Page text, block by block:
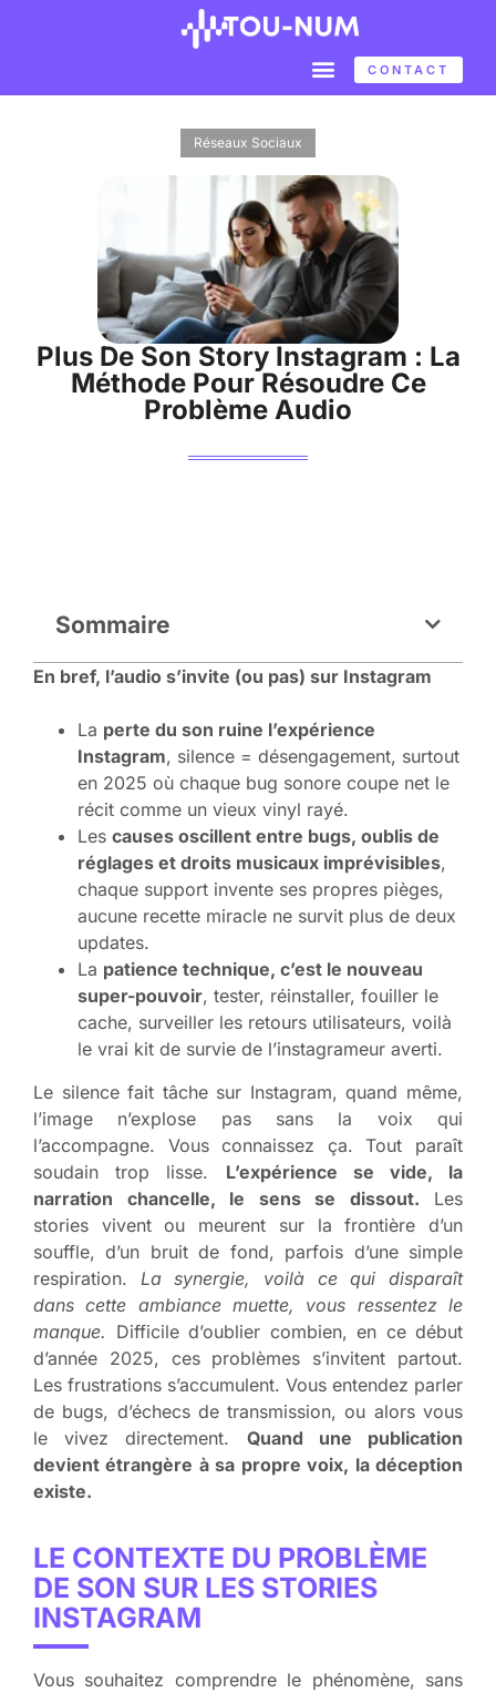
CONTACT
Réseaux Sociaux
Plus De Son Story Instagram : La
Méthode Pour Résoudre Ce
Problème Audio
Sommaire
En bref, l’audio s’invite (ou pas) sur Instagram
La perte du son ruine l’expérience
Instagram, silence = désengagement, surtout
en 2025 où chaque bug sonore coupe net le
récit comme un vieux vinyl rayé.
Les causes oscillent entre bugs, oublis de
réglages et droits musicaux imprévisibles,
chaque support invente ses propres pièges,
aucune recette miracle ne survit plus de deux
updates.
La patience technique, c’est le nouveau
super-pouvoir, tester, réinstaller, fouiller le
cache, surveiller les retours utilisateurs, voilà
le vrai kit de survie de l’instagrameur averti.
Le silence fait tâche sur Instagram, quand même,
l’image n’explose pas sans la voix qui
l’accompagne. Vous connaissez ça. Tout paraît
soudain trop lisse. L’expérience se vide, la
narration chancelle, le sens se dissout. Les
stories vivent ou meurent sur la frontière d’un
souffle, d’un bruit de fond, parfois d’une simple
respiration. La synergie, voilà ce qui disparaît
dans cette ambiance muette, vous ressentez le
manque. Difficile d’oublier combien, en ce début
d’année 2025, ces problèmes s’invitent partout.
Les frustrations s’accumulent. Vous entendez parler
de bugs, d’échecs de transmission, ou alors vous
le vivez directement. Quand une publication
devient étrangère à sa propre voix, la déception
existe.
LE CONTEXTE DU PROBLÈME
DE SON SUR LES STORIES
INSTAGRAM
Vous souhaitez comprendre le phénomène, sans